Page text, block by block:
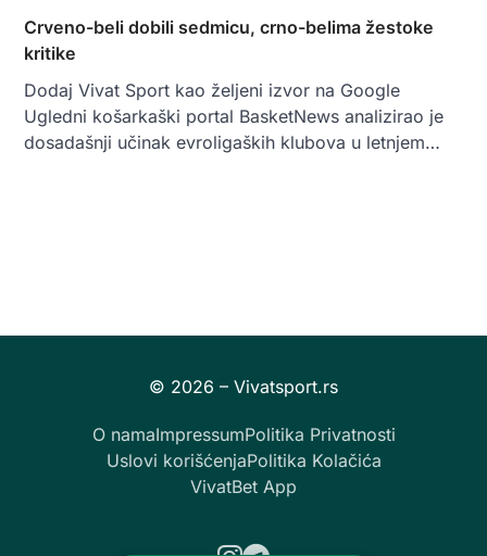
Crveno-beli dobili sedmicu, crno-belima žestoke
kritike
Dodaj Vivat Sport kao željeni izvor na Google
Ugledni košarkaški portal BasketNews analizirao je
dosadašnji učinak evroligaških klubova u letnjem…
O namaImpressumPolitika Privatnosti
Uslovi korišćenjaPolitika Kolačića
VivatBet App